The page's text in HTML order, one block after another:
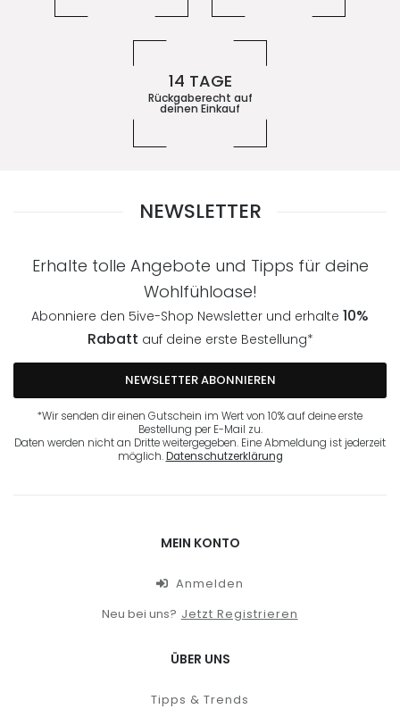
14 TAGE
Rückgaberecht auf
deinen Einkauf
NEWSLETTER
Erhalte tolle Angebote und Tipps für deine
Wohlfühloase!
Abonniere den 5ive-Shop Newsletter und erhalte 10%
Rabatt auf deine erste Bestellung*
NEWSLETTER ABONNIEREN
*Wir senden dir einen Gutschein im Wert von 10% auf deine erste
Bestellung per E-Mail zu.
Daten werden nicht an Dritte weitergegeben. Eine Abmeldung ist jederzeit
möglich.Datenschutzerklärung
MEIN KONTO
Anmelden
Neu bei uns? Jetzt Registrieren
ÜBER UNS
Tipps & Trends